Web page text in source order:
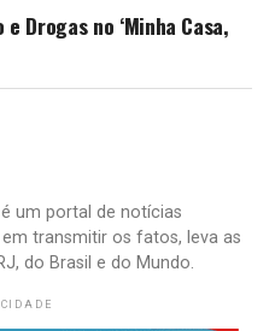
Drogas no ‘Minha Casa,
um portal de notícias
transmitir os fatos, leva as
do Brasil e do Mundo.